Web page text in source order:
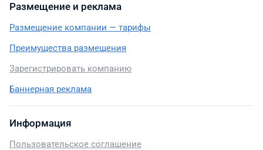
Размещение и реклама
Размещение компании — тарифы
Преимущества размещения
Зарегистрировать компанию
Баннерная реклама
Информация
Пользовательское соглашение